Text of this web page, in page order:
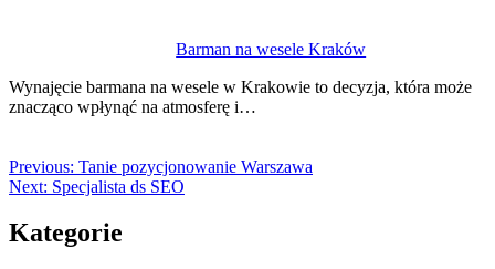
Barman na wesele Kraków
Wynajęcie barmana na wesele w Krakowie to decyzja, która może
znacząco wpłynąć na atmosferę i…
Previous: Tanie pozycjonowanie Warszawa
Next: Specjalista ds SEO
Kategorie